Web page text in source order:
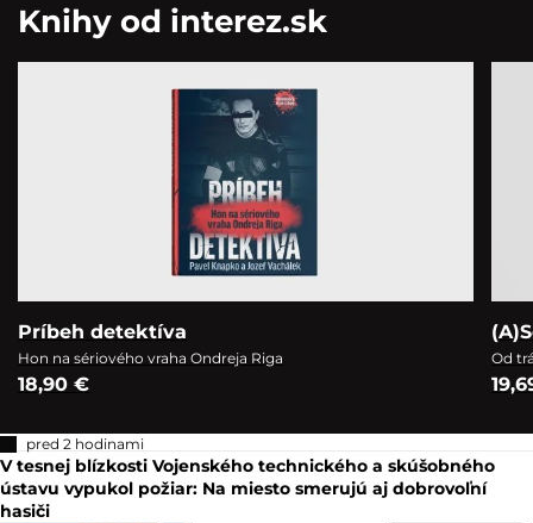
Knihy od interez.sk
Príbeh detektíva
Hon na sériového vraha Ondreja Riga
18,90 €
Od
pred 2 hodinami
V tesnej blízkosti Vojenského technického a skúšobného
ústavu vypukol požiar: Na miesto smerujú aj dobrovoľní
hasiči